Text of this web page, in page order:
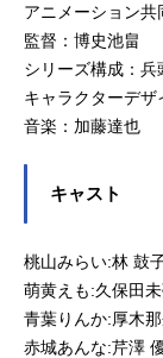
アニメーション共
監督：博史池畠
シリーズ構成：兵
キャラクターデザ
音楽：加藤達也
キャスト
桃山みらい:林 鼓
萌黄えも:久保田
青葉りんか:厚木
赤城あんな:芹澤